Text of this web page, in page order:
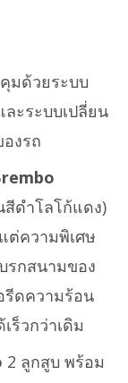
มด้วยระบบ
ละระบบเปลี่ยน
งรถ
ดำโลโก้แดง)
ต่ความพิเศษ
รกสนามของ
ดความร้อน
ร็วกว่าเดิม
2 ลูกสูบ พร้อม